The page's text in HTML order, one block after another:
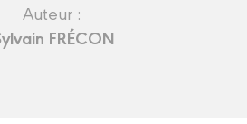
Auteur :
FRÉCON